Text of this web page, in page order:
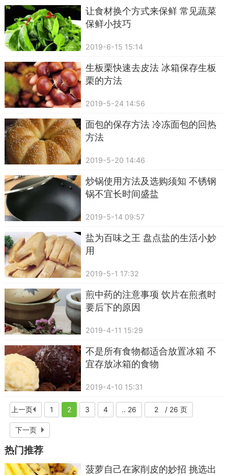
让食材换个方式来保鲜 常见蔬菜
保鲜小技巧
2019-6-15 15:14
生板栗快速去皮法 冰箱保存生板
栗的方法
2019-5-24 14:56
面包的保存方法 冷冻面包的回热
方法
2019-5-20 14:46
炒锅使用方法及选购须知 不锈钢
锅不宜长时间盛盐
2019-5-14 09:57
盐为百味之王 盘点盐的生活小妙
用
2019-5-1 17:32
煎中药的注意事项 饮片在煎煮时
要后下的原因
2019-4-11 15:29
不是所有食物都适合放置冰箱 不
宜存放冰箱的食物
2019-4-10 15:31
上一页 1 2 3 4 .. 26 / 26 页
下一页
热门推荐
菠萝自己在家削皮的妙招 挑选出